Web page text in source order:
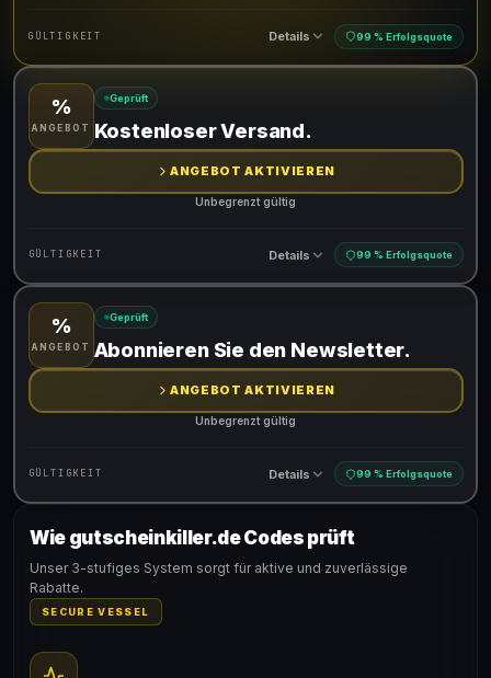
GÜLTIGKEIT Details 99 % Erfolgsquote
Gültig für teilnehmende Produkte
%
ANGEBOT
Geprüft
Kostenloser Versand.
ANGEBOT AKTIVIEREN
Unbegrenzt gültig
GÜLTIGKEIT Details 99 % Erfolgsquote
Gültig für teilnehmende Produkte
%
ANGEBOT
Geprüft
Abonnieren Sie den Newsletter.
ANGEBOT AKTIVIEREN
Unbegrenzt gültig
GÜLTIGKEIT Details 99 % Erfolgsquote
Gültig für teilnehmende Produkte
Wie gutscheinkiller.de Codes prüft
Unser 3-stufiges System sorgt für aktive und zuverlässige
Rabatte.
SECURE VESSEL